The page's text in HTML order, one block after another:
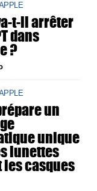
t-il arrêter
dans
?
un
unique
lunettes
les casques